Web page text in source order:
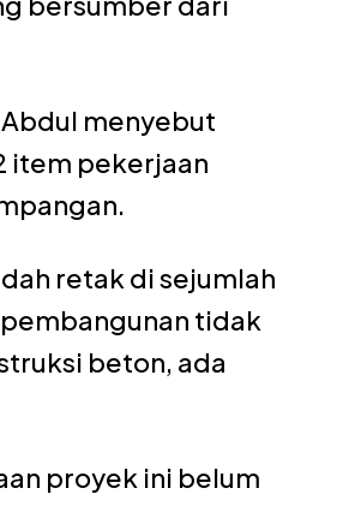
Abdul menyebut
item pekerjaan
retak di sejumlah
tidak
beton, ada
proyek ini belum